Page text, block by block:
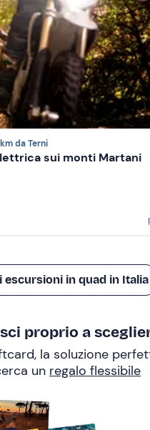
km da Terni
sui monti Martani
escursioni in quad in Italia
proprio a
la soluzione
un regalo flessibile